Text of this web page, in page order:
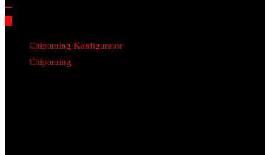
Chiptuning Konfigurator
Chiptuning